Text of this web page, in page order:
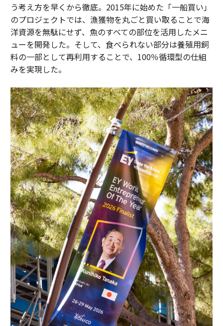
う考え方を早くから徹底。2015年に始めた「一船買い」
のプロジェクトでは、漁獲物を丸ごと買い取ることで海
洋資源を無駄にせず、魚のすべての部位を活用したメニ
ューを開発した。そして、食べられない部分は養殖用飼
料の一部として再利用することで、100％循環型の仕組
みを実現した。